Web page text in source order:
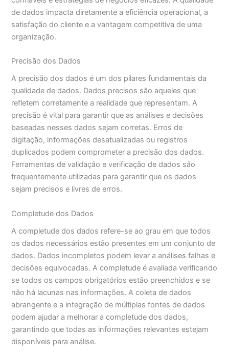
de dados impacta diretamente a eficiência operacional, a
satisfação do cliente e a vantagem competitiva de uma
organização.
Precisão dos Dados
A precisão dos dados é um dos pilares fundamentais da
qualidade de dados. Dados precisos são aqueles que
refletem corretamente a realidade que representam. A
precisão é vital para garantir que as análises e decisões
baseadas nesses dados sejam corretas. Erros de
digitação, informações desatualizadas ou registros
duplicados podem comprometer a precisão dos dados.
Ferramentas de validação e verificação de dados são
frequentemente utilizadas para garantir que os dados
sejam precisos e livres de erros.
Completude dos Dados
A completude dos dados refere-se ao grau em que todos
os dados necessários estão presentes em um conjunto de
dados. Dados incompletos podem levar a análises falhas e
decisões equivocadas. A completude é avaliada verificando
se todos os campos obrigatórios estão preenchidos e se
não há lacunas nas informações. A coleta de dados
abrangente e a integração de múltiplas fontes de dados
podem ajudar a melhorar a completude dos dados,
garantindo que todas as informações relevantes estejam
disponíveis para análise.